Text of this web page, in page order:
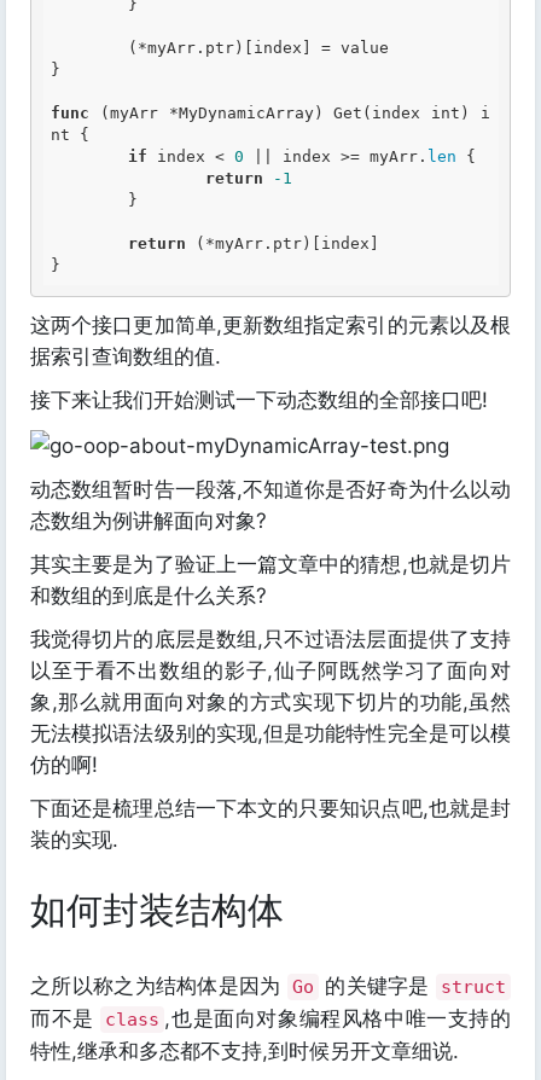
}
func (myArr *MyDynamicArray) Get(index int ) i
nt {
if index < 0 || index >= myArr. len {
return -1
return (*myArr.ptr)[index]
这两个接口更加简单,更新数组指定索引的元素以及根
据索引查询数组的值.
接下来让我们开始测试一下动态数组的全部接口吧!
动态数组暂时告一段落,不知道你是否好奇为什么以动
态数组为例讲解面向对象?
其实主要是为了验证上一篇文章中的猜想,也就是切片
和数组的到底是什么关系?
我觉得切片的底层是数组,只不过语法层面提供了支持
以至于看不出数组的影子,仙子阿既然学习了面向对
象,那么就用面向对象的方式实现下切片的功能,虽然
无法模拟语法级别的实现,但是功能特性完全是可以模
仿的啊!
下面还是梳理总结一下本文的只要知识点吧,也就是封
装的实现.
如何封装结构体
之所以称之为结构体是因为 Go 的关键字是 struct
而不是 class ,也是面向对象编程风格中唯一支持的
特性,继承和多态都不支持,到时候另开文章细说.